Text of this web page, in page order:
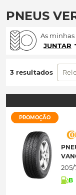
PNEUS
As
JUNTAR
3 resultados
PROMOÇÃO
205/
B